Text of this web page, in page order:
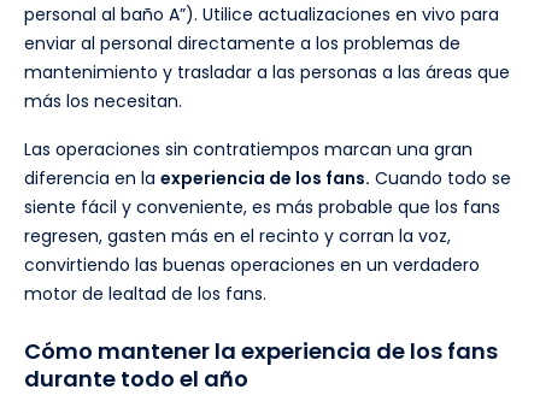
personal al baño A”). Utilice actualizaciones en vivo para
enviar al personal directamente a los problemas de
mantenimiento y trasladar a las personas a las áreas que
más los necesitan.
Las operaciones sin contratiempos marcan una gran
diferencia en la experiencia de los fans. Cuando todo se
siente fácil y conveniente, es más probable que los fans
regresen, gasten más en el recinto y corran la voz,
convirtiendo las buenas operaciones en un verdadero
motor de lealtad de los fans.
Cómo mantener la experiencia de los fans
durante todo el año